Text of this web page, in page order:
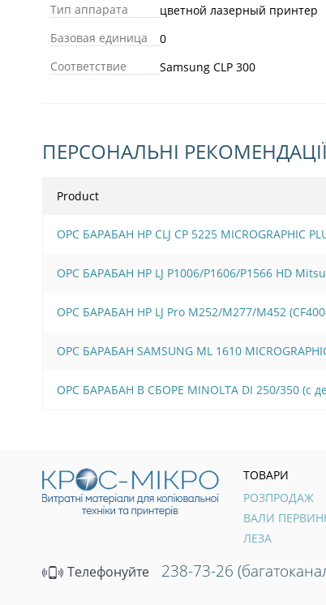
Тип аппарата
цветной лазерный принтер
Базовая единица
0
Соответствие
Samsung CLP 300
ПЕРСОНАЛЬНІ
Product
OPC БАРАБАН HP CLJ CP 5225 MICROGRAPHIC
OPC БАРАБАН HP LJ P1006/Р1606/Р1566 HD
OPC БАРАБАН HP LJ Pro M252/M277/M452
OPC БАРАБАН SAMSUNG ML 1610
OPC БАРАБАН В СБОРЕ MINOLTA DI 250/350 (с
ТОВАРИ
РОЗПРОДАЖ
ЛЕЗА
Телефонуйте 238-73-26